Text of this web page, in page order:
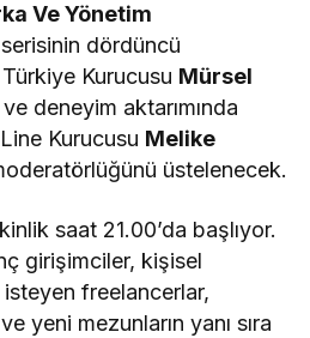
Ve Yönetim
dördüncü
Kurucusu Mürsel
deneyim aktarımında
Kurucusu Melike
üstelenecek.
saat 21.00’da başlıyor.
girişimciler, kişisel
isteyen freelancerlar,
yeni mezunların yanı sıra